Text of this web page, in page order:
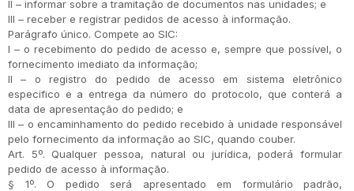
II – informar sobre a tramitação de documentos nas unidades; e
III – receber e registrar pedidos de acesso à informação.
Parágrafo único. Compete ao SIC:
I – o recebimento do pedido de acesso e, sempre que possível, o
fornecimento imediato da informação;
II – o registro do pedido de acesso em sistema eletrônico
especifico e a entrega da número do protocolo, que conterá a
data de apresentação do pedido; e
III – o encaminhamento do pedido recebido à unidade responsável
pelo fornecimento da informação ao SIC, quando couber.
Art. 5º. Qualquer pessoa, natural ou jurídica, poderá formular
pedido de acesso à informação.
§ 1º. O pedido será apresentado em formulário padrão,